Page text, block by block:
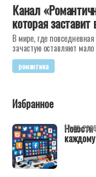
Канал
которая
В мире, где
зачастую оставляют
романтика
Избранное
Новости
17-02-2026